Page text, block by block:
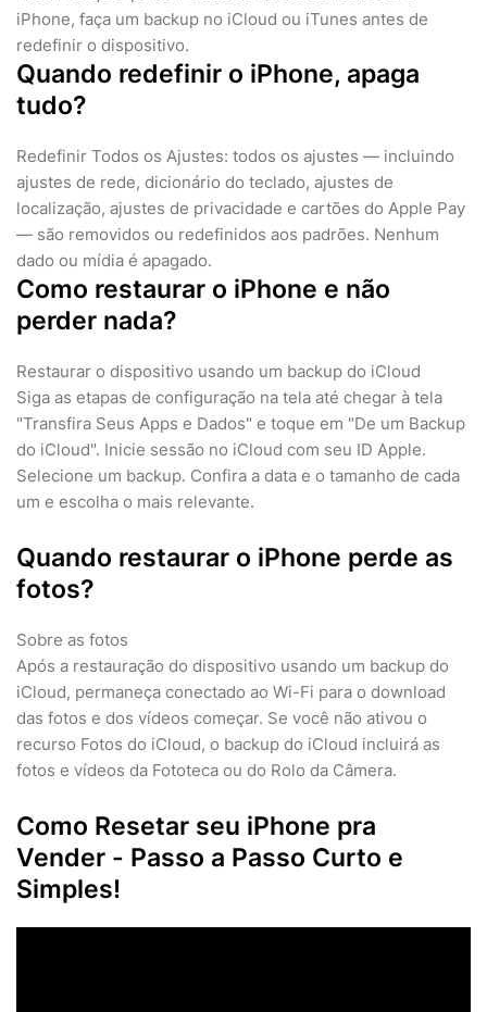
iPhone, faça um backup no iCloud ou iTunes antes de
redefinir o dispositivo.
Quando redefinir o iPhone, apaga
tudo?
Redefinir Todos os Ajustes: todos os ajustes — incluindo
ajustes de rede, dicionário do teclado, ajustes de
localização, ajustes de privacidade e cartões do Apple Pay
— são removidos ou redefinidos aos padrões. Nenhum
dado ou mídia é apagado.
Como restaurar o iPhone e não
perder nada?
Restaurar o dispositivo usando um backup do iCloud
Siga as etapas de configuração na tela até chegar à tela
"Transfira Seus Apps e Dados" e toque em "De um Backup
do iCloud". Inicie sessão no iCloud com seu ID Apple.
Selecione um backup. Confira a data e o tamanho de cada
um e escolha o mais relevante.
Quando restaurar o iPhone perde as
fotos?
Sobre as fotos
Após a restauração do dispositivo usando um backup do
iCloud, permaneça conectado ao Wi-Fi para o download
das fotos e dos vídeos começar. Se você não ativou o
recurso Fotos do iCloud, o backup do iCloud incluirá as
fotos e vídeos da Fototeca ou do Rolo da Câmera.
Como Resetar seu iPhone pra
Vender - Passo a Passo Curto e
Simples!